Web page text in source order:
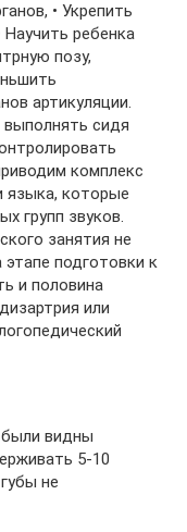
• Укрепить
ребенка
позу,
артикуляции.
выполнять сидя
комплекс
языка, которые
групп звуков.
занятия не
подготовки к
и половина
или
видны
5-10
не